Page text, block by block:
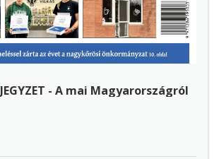
JEGYZET - A mai Magyarországról